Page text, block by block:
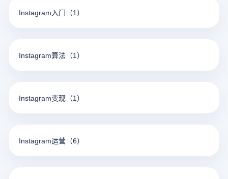
Instagram入门 （1）
Instagram算法 （1）
Instagram变现 （1）
Instagram运营 （6）